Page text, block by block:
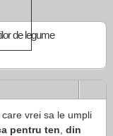
de legume
vrei sa le umpli
pentru ten din